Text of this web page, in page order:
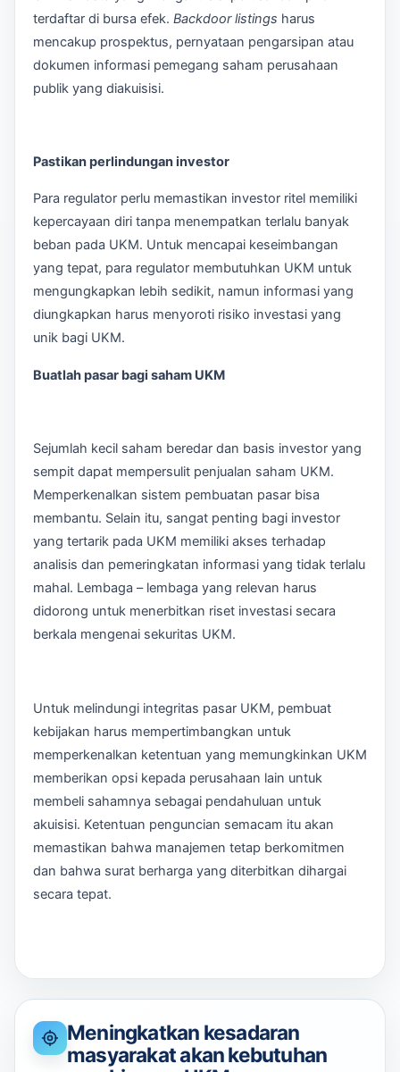
terdaftar di bursa efek. Backdoorlistings harus
mencakup prospektus, pernyataan pengarsipan atau
dokumen informasi pemegang saham perusahaan
publik yang diakuisisi.
Pastikan perlindungan investor
Para regulator perlu memastikan investor ritel memiliki
kepercayaan diri tanpa menempatkan terlalu banyak
beban pada UKM. Untuk mencapai keseimbangan
yang tepat, para regulator membutuhkan UKM untuk
mengungkapkan lebih sedikit, namun informasi yang
diungkapkan harus menyoroti risiko investasi yang
unik bagi UKM.
Buatlah pasar bagi saham UKM
Sejumlah kecil saham beredar dan basis investor yang
sempit dapat mempersulit penjualan saham UKM.
Memperkenalkan sistem pembuatan pasar bisa
membantu. Selain itu, sangat penting bagi investor
yang tertarik pada UKM memiliki akses terhadap
analisis dan pemeringkatan informasi yang tidak terlalu
mahal. Lembaga – lembaga yang relevan harus
didorong untuk menerbitkan riset investasi secara
berkala mengenai sekuritas UKM.
Untuk melindungi integritas pasar UKM, pembuat
kebijakan harus mempertimbangkan untuk
memperkenalkan ketentuan yang memungkinkan UKM
memberikan opsi kepada perusahaan lain untuk
membeli sahamnya sebagai pendahuluan untuk
akuisisi. Ketentuan penguncian semacam itu akan
memastikan bahwa manajemen tetap berkomitmen
dan bahwa surat berharga yang diterbitkan dihargai
secara tepat.
Meningkatkan kesadaran
masyarakat akan kebutuhan